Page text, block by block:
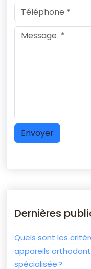
Dernières
Quels sont les
appareils
spécialisée ?